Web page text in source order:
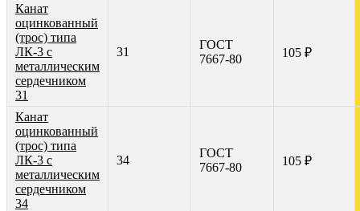
Канат
оцинкованный
(трос) типа
ЛК-3 с
металлическим
сердечником
31
31
ГОСТ
7667-80
105 ₽
Канат
оцинкованный
(трос) типа
ЛК-3 с
металлическим
сердечником
34
34
ГОСТ
7667-80
105 ₽